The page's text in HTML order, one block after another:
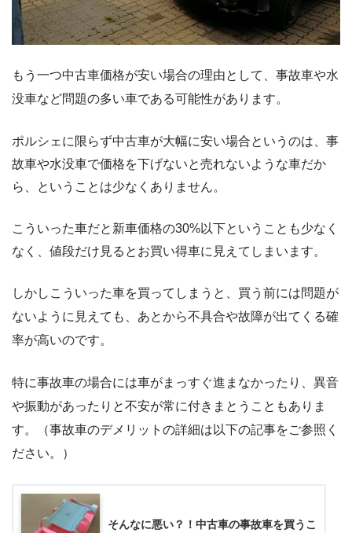
もう一つ中古車価格が安い場合の理由として、事故車や水
没車など問題の多い車である可能性があります。
ポルシェに限らず中古車が大幅に安い場合というのは、事
故車や水没車で価格を下げないと売れないような車だか
ら、ということは少なくありません。
こういった車だと新車価格の30%以下ということも少なく
なく、値段だけ見るとお買い得車に見えてしまいます。
しかしこういった車を買ってしまうと、買う前には問題が
ないように見えても、あとから不具合や故障が出てくる確
率が高いのです。
特に事故車の場合には車がまっすぐ進まなかったり、異音
や振動があったりと不安が常に付きまとうこともありま
す。（事故車のデメリットの詳細は以下の記事をご参照く
ださい。）
そんなに悪い？！中古車の事故車を買うこ